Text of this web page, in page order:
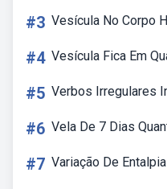
#3 Vesícula No Corpo
#4 Vesícula Fica Em
#5 Verbos Irregulares
#6 Vela De 7 Dias
#7 Variação De